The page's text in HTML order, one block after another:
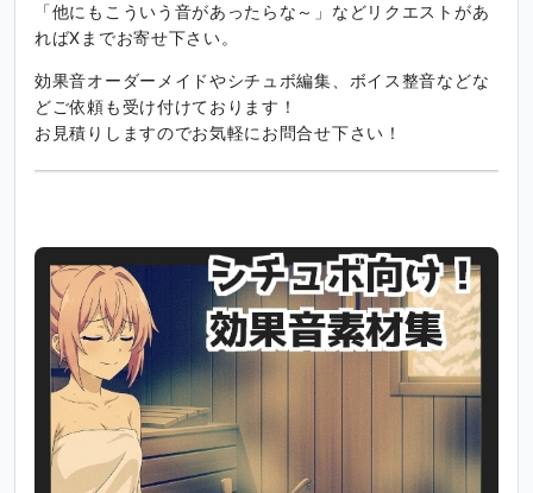
「他にもこういう音があったらな～」などリクエストがあ
ればXまでお寄せ下さい。
効果音オーダーメイドやシチュボ編集、ボイス整音などな
どご依頼も受け付けております！
お見積りしますのでお気軽にお問合せ下さい！